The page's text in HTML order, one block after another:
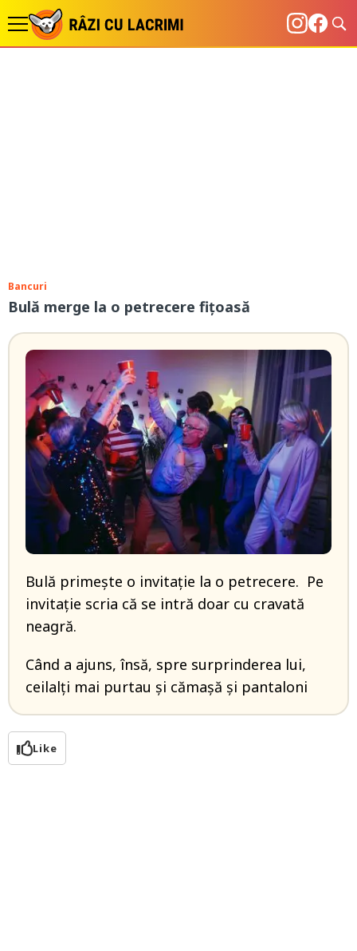
Bancuri
Bulă merge la o petrecere fițoasă
Bulă primește o invitație la o petrecere. Pe
invitație scria că se intră doar cu cravată
neagră.
Când a ajuns, însă, spre surprinderea lui,
ceilalți mai purtau și cămașă și pantaloni
Like